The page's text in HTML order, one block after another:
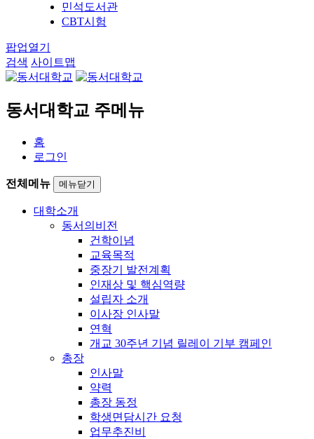
민석도서관
CBT시험
팝업열기
검색 사이트맵
동서대학교 주메뉴
홈
로그인
전체메뉴 메뉴닫기
대학소개
동서의비전
건학이념
교육목적
중장기 발전계획
인재상 및 핵심역량
설립자 소개
이사장 인사말
연혁
개교 30주년 기념 릴레이 기부 캠페인
총장
인사말
약력
총장 동정
학생면담시간 요청
업무추진비